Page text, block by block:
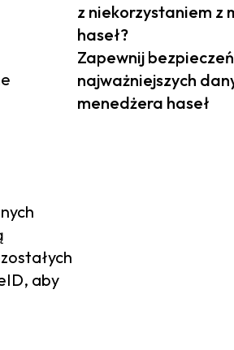
aby
z niekorzystaniem z
haseł?
Zapewnij
najważniejszych
menedżera haseł